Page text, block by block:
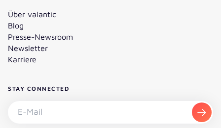
Über valantic
Blog
Presse-Newsroom
Newsletter
Karriere
STAY CONNECTED